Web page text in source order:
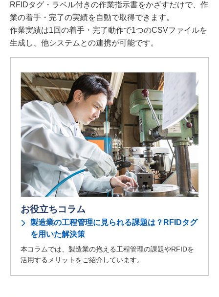
RFIDタグ・ラベル付きの作業指示書をかざすだけで、作
業の着手・完了の実績を自動で取得できます。
作業実績は1回の着手・完了動作で1つのCSVファイルを
生成し、他システムとの連携が可能です。
お役立ちコラム
製造業の工程管理に見られる課題は？RFIDタグ
を用いた解決策
本コラムでは、製造業の抱える工程管理の課題やRFIDを
活用するメリットをご紹介しています。